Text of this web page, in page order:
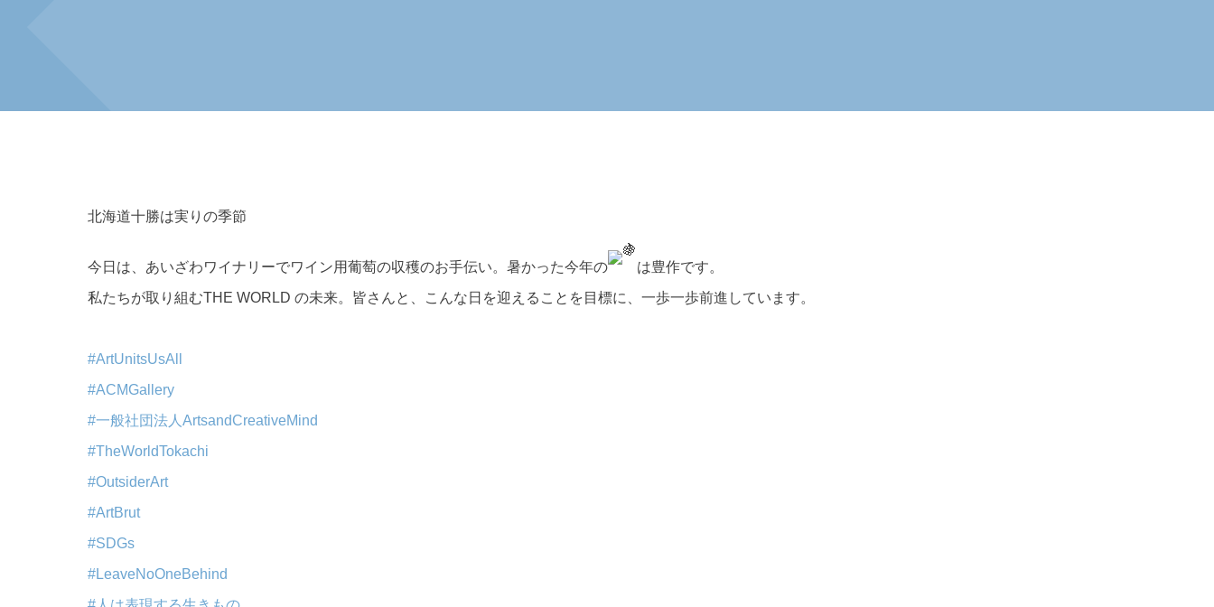
北海道十勝は実りの季節
今日は、あいざわワイナリーでワイン用葡萄の収穫のお手伝い。暑かった今年の
は豊作です。
私たちが取り組むTHE WORLD の未来。皆さんと、こんな日を迎えることを目標に、一歩一歩前進しています。
#ArtUnitsUsAll
#ACMGallery
#一般社団法人ArtsandCreativeMind
#TheWorldTokachi
#OutsiderArt
#ArtBrut
#SDGs
#LeaveNoOneBehind